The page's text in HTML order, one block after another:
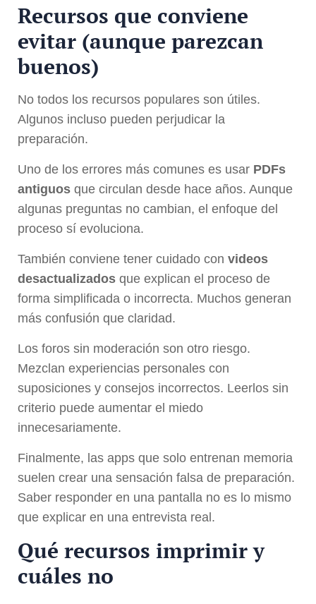
Recursos que conviene
evitar (aunque parezcan
buenos)
No todos los recursos populares son útiles.
Algunos incluso pueden perjudicar la
preparación.
Uno de los errores más comunes es usar PDFs
antiguos que circulan desde hace años. Aunque
algunas preguntas no cambian, el enfoque del
proceso sí evoluciona.
También conviene tener cuidado con videos
desactualizados que explican el proceso de
forma simplificada o incorrecta. Muchos generan
más confusión que claridad.
Los foros sin moderación son otro riesgo.
Mezclan experiencias personales con
suposiciones y consejos incorrectos. Leerlos sin
criterio puede aumentar el miedo
innecesariamente.
Finalmente, las apps que solo entrenan memoria
suelen crear una sensación falsa de preparación.
Saber responder en una pantalla no es lo mismo
que explicar en una entrevista real.
Qué recursos imprimir y
cuáles no